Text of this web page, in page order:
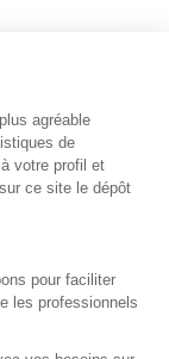
agréable
de
votre profil et
ce site le dépôt
pour faciliter
les professionnels